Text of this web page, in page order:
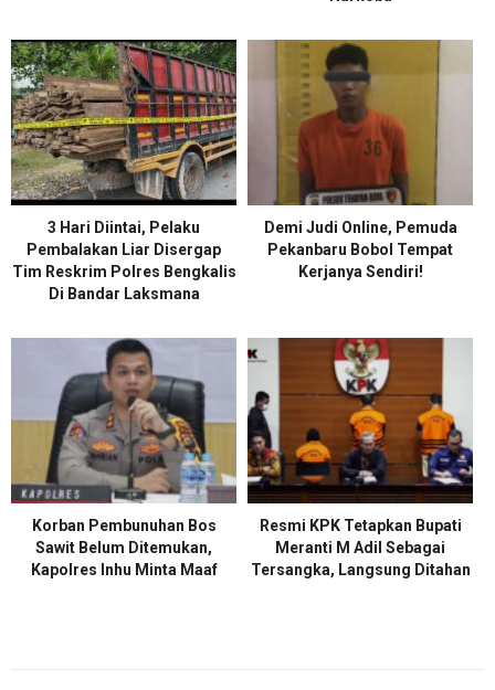
3 Hari Diintai, Pelaku
Pembalakan Liar Disergap
Tim Reskrim Polres Bengkalis
Di Bandar Laksmana
Demi Judi Online, Pemuda
Pekanbaru Bobol Tempat
Kerjanya Sendiri!
Korban Pembunuhan Bos
Sawit Belum Ditemukan,
Kapolres Inhu Minta Maaf
Resmi KPK Tetapkan Bupati
Meranti M Adil Sebagai
Tersangka, Langsung Ditahan